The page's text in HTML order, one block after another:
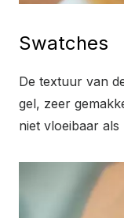
Swatches
De textuur van
gel, zeer
niet vloeibaar als